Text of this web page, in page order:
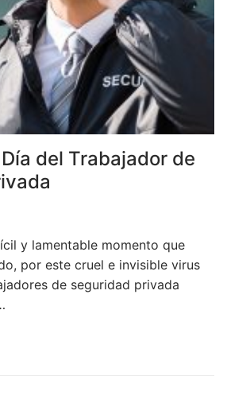
del Trabajador de
y lamentable momento que
por este cruel e invisible virus
de seguridad privada